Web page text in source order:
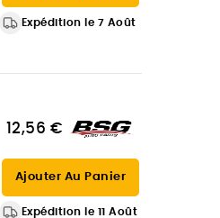
Expédition le 7 Août
12,56 €
Ajouter Au Panier
Expédition le 11 Août